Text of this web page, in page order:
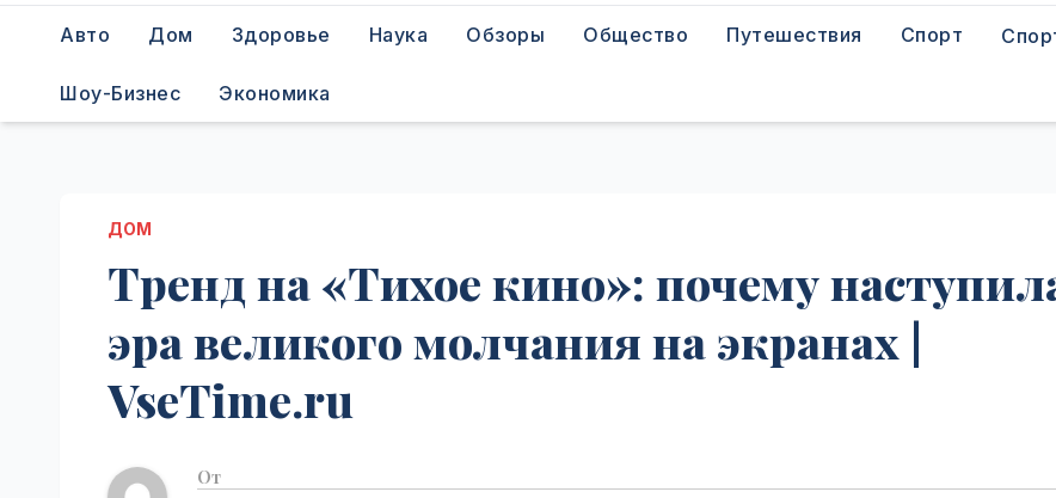
Авто Дом Здоровье Наука Обзоры Общество Путешествия Спорт
Шоу-Бизнес Экономика
ДОМ
Тренд на «Тихое кино»: почему
эра великого молчания на экранах |
VseTime.ru
От